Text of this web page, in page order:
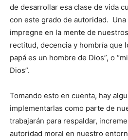
de desarrollar esa clase de vida
con este grado de autoridad.
impregne en la mente de
rectitud, decencia y hombría que
papá es un hombre de Dios”, o
Dios”.
Tomando esto en cuenta, hay
implementarlas como parte de
trabajarán para respaldar,
autoridad moral en nuestro